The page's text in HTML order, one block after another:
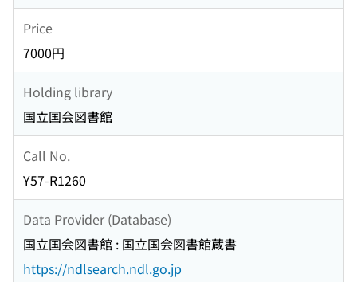
Price
7000円
Holding library
国立国会図書館
Call No.
Y57-R1260
Data Provider (Database)
国立国会図書館 : 国立国会図書館蔵書
https://ndlsearch.ndl.go.jp